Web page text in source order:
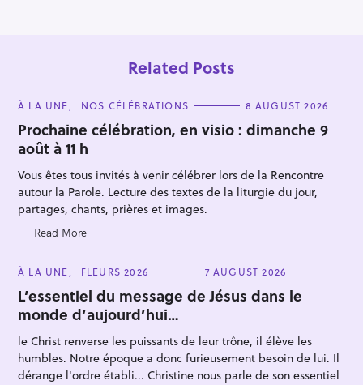
Related Posts
C
T
E
G
O
R
I
E
S
À LA UNE NOS CÉLÉBRATIONS 8 AUGUST 2026
Prochaine célébration, en visio : dimanche 9
août à 11 h
Vous êtes tous invités à venir célébrer lors de la Rencontre
autour la Parole. Lecture des textes de la liturgie du jour,
partages, chants, prières et images.
Read More
C
T
E
G
O
R
I
E
S
À LA UNE FLEURS 2026 7 AUGUST 2026
L’essentiel du message de Jésus dans le
monde d’aujourd’hui…
le Christ renverse les puissants de leur trône, il élève les
humbles. Notre époque a donc furieusement besoin de lui. Il
dérange l'ordre établi... Christine nous parle de son essentiel
S
a
c
h